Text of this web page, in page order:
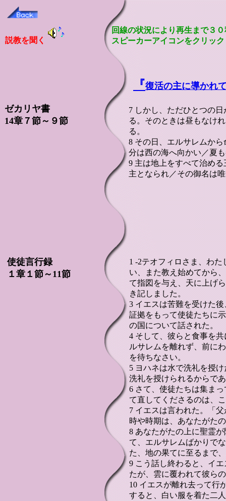
ゼカリヤ書
14章７節～９節
7 しかし、ただひとつの
る。そのときは昼もなけ
る。
8 その日、エルサレムか
分は西の海へ向かい／夏
9 主は地上をすべて治め
主となられ／その御名は
使徒言行録
１章１節～11節
説教を聞く
『復活の主に導かれ
1 -2テオフィロさま、わ
い、また教え始めてから
て指図を与え、天に上げ
き記しました。
3 イエスは苦難を受けた
証拠をもって使徒たちに
の国について話された。
4 そして、彼らと食事を
ルサレムを離れず、前に
を待ちなさい。
5 ヨハネは水で洗礼を授
洗礼を授けられるからで
6 さて、使徒たちは集ま
て直してくださるのは、
7 イエスは言われた。「
時や時期は、あなたがた
8 あなたがたの上に聖霊
て、エルサレムばかりで
た、地の果てに至るまで
9 こう話し終わると、イ
たが、雲に覆われて彼ら
10 イエスが離れ去って行
すると、白い服を着た二
回線の状況により再生まで３
スピーカーアイコンをクリッ